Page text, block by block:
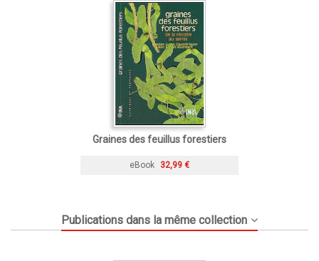
Graines des feuillus forestiers
eBook 32,99 €
Publications dans la même collection